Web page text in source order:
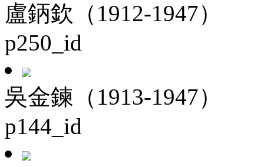
盧鈵欽（1912-1947）
p250_id
吳金鍊（1913-1947）
p144_id